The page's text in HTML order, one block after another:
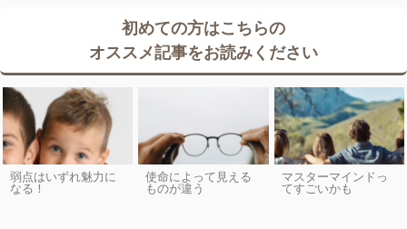
初めての方はこちらの
オススメ記事をお読みください
弱点はいずれ魅力に
なる！
使命によって見える
ものが違う
マスターマインドっ
てすごいかも